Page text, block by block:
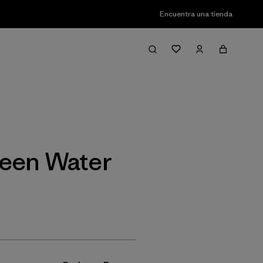
Encuentra una tienda
Filter & Sort
Water